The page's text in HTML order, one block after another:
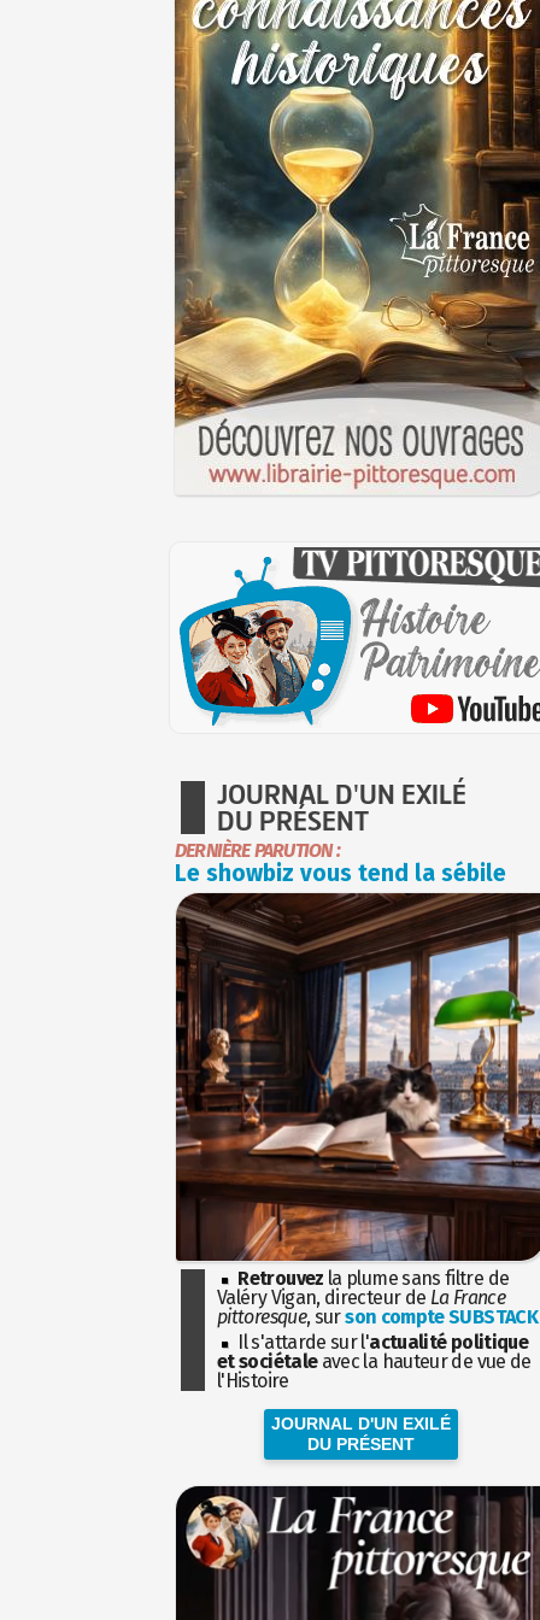
JOURNAL D'UN EXILÉ
DU PRÉSENT
DERNIÈRE PARUTION :
Le showbiz vous tend la sébile
Retrouvez la plume sans filtre de
Valéry Vigan, directeur de La France
pittoresque, surson compte SUBSTACK
Il s'attarde sur l'actualité politique
et sociétaleavec la hauteur de vue de
l'Histoire
JOURNAL D'UN EXILÉ
DU PRÉSENT